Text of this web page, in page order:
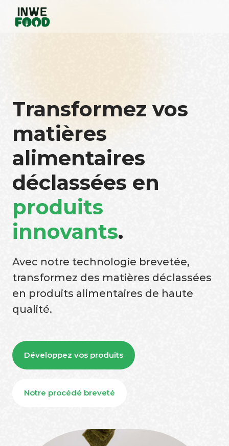
Transformez vos
matières
alimentaires
déclassées en
produits
innovants.
Avec notre technologie brevetée,
transformez des matières déclassées
en produits alimentaires de haute
qualité.
Développez vos produits
Notre procédé breveté